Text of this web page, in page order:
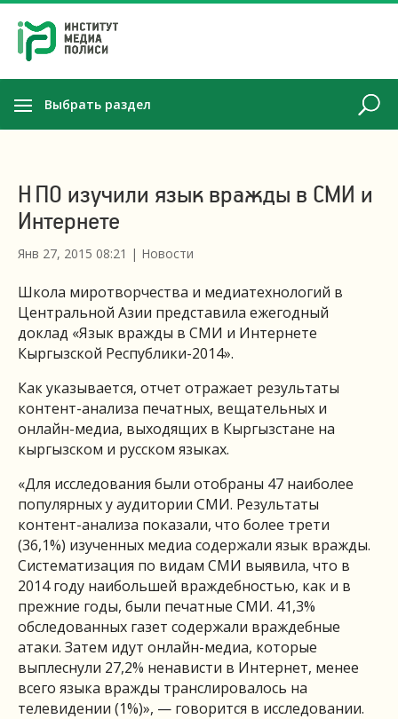
Выбрать раздел
НПО изучили язык вражды в СМИ и
Интернете
Янв 27, 2015 08:21 | Новости
Школа миротворчества и медиатехнологий в
Центральной Азии представила ежегодный
доклад «Язык вражды в СМИ и Интернете
Кыргызской Республики-2014».
Как указывается, отчет отражает результаты
контент-анализа печатных, вещательных и
онлайн-медиа, выходящих в Кыргызстане на
кыргызском и русском языках.
«Для исследования были отобраны 47 наиболее
популярных у аудитории СМИ. Результаты
контент-анализа показали, что более трети
(36,1%) изученных медиа содержали язык вражды.
Систематизация по видам СМИ выявила, что в
2014 году наибольшей враждебностью, как и в
прежние годы, были печатные СМИ. 41,3%
обследованных газет содержали враждебные
атаки. Затем идут онлайн-медиа, которые
выплеснули 27,2% ненависти в Интернет, менее
всего языка вражды транслировалось на
телевидении (1%)», — говорится в исследовании.